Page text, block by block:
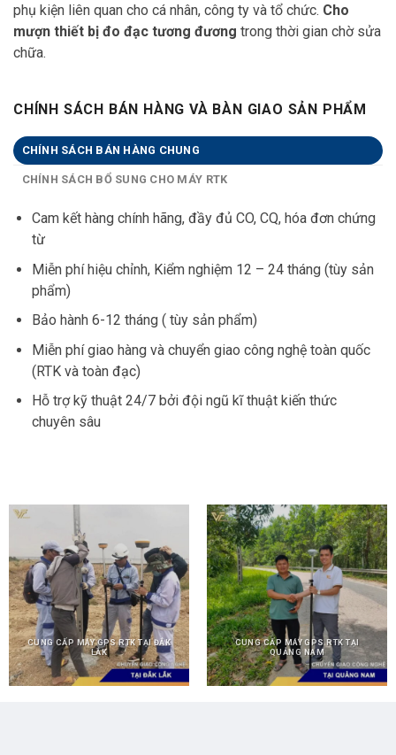
phụ kiện liên quan cho cá nhân, công ty và tổ chức. Cho
mượn thiết bị đo đạc tương đương trong thời gian chờ sửa
chữa.
CHÍNH SÁCH BÁN HÀNG VÀ BÀN GIAO SẢN PHẨM
CHÍNH SÁCH BÁN HÀNG CHUNG
CHÍNH SÁCH BỔ SUNG CHO MÁY RTK
Cam kết hàng chính hãng, đầy đủ CO, CQ, hóa đơn chứng
từ
Miễn phí hiệu chỉnh, Kiểm nghiệm 12 – 24 tháng (tùy sản
phẩm)
Bảo hành 6-12 tháng ( tùy sản phẩm)
Miễn phí giao hàng và chuyển giao công nghệ toàn quốc
(RTK và toàn đạc)
Hỗ trợ kỹ thuật 24/7 bởi đội ngũ kĩ thuật kiến thức
chuyên sâu
CUNG CẤP MÁY GPS RTK TẠI ĐẮK
LẮK
CUNG CẤP MÁY GPS RTK TẠI
QUẢNG NAM